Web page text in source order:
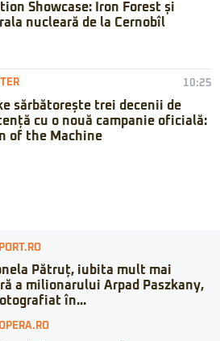
Showcase: Iron Forest și
nucleară de la Cernobîl
10:25
sărbătorește trei decenii de
cu o nouă campanie oficială:
of the Machine
Pătruț, iubita mult mai
a milionarului Arpad Paszkany,
în...